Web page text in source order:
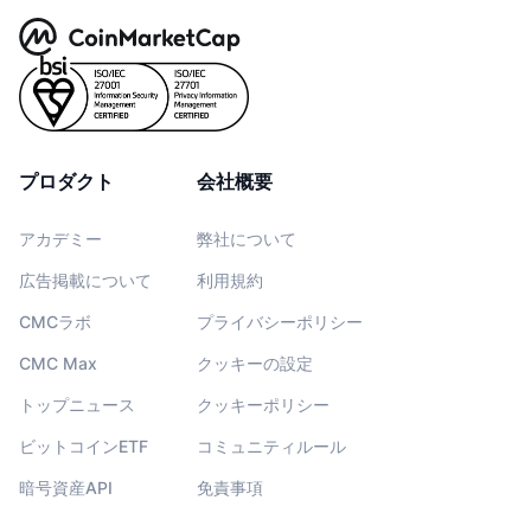
プロダクト
アカデミー
広告掲載について
CMCラボ
CMC Max
トップニュース
ビットコインETF
暗号資産API
会社概要
弊社について
利用規約
プライバシーポリシー
クッキーの設定
クッキーポリシー
コミュニティルール
免責事項